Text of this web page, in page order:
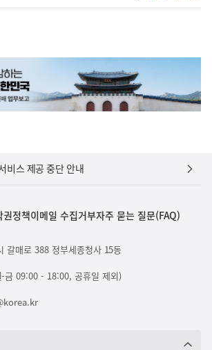
비스 제공 중단 안내
권정책이메일 수집거부자주 묻는 질문(FAQ)
갈매로 388 정부세종청사 15동
09:00 - 18:00, 공휴일 제외)